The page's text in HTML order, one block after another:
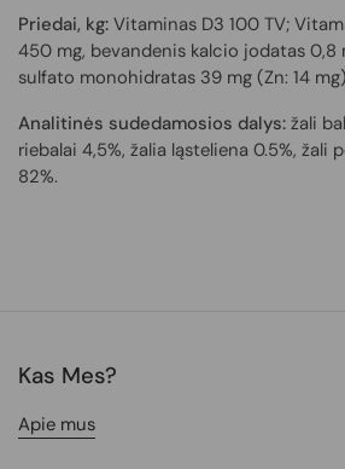
Priedai, kg: Vitaminas D3 100 TV;
450 mg, bevandenis kalcio jodatas 0,8
sulfato monohidratas 39 mg (Zn: 14
Analitinės sudedamosios dalys: žali
riebalai 4,5%, žalia ląsteliena 0.5%, žali
82%.
Kas Mes?
Apie mus